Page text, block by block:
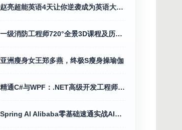
赵亮超能英语4天让你逆袭成为英语大神127.0G
一级消防工程师720°全景3D课程及历年精讲合集
亚洲瘦身女王郑多燕，终极S瘦身操瑜伽
精通C#与WPF：.NET高级开发工程师之路
Spring Al Alibaba零基础速通实战AI应用+Java全端